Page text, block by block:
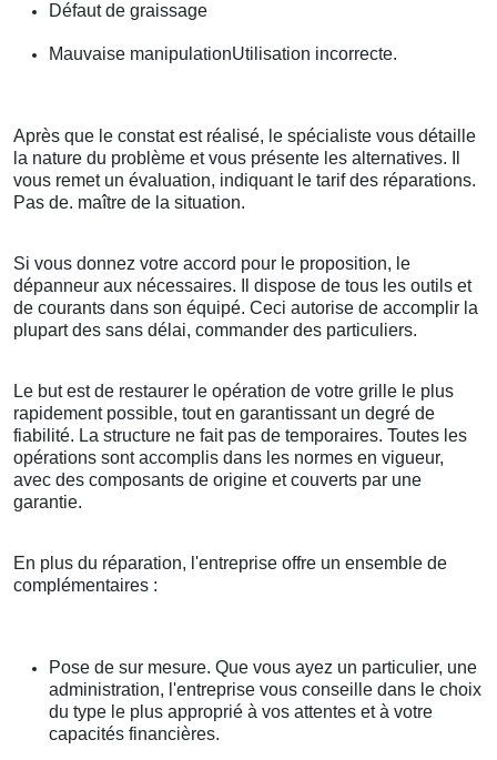
Défaut de graissage
Mauvaise manipulationUtilisation incorrecte.
Après que le constat est réalisé, le spécialiste vous détaille
la nature du problème et vous présente les alternatives. Il
vous remet un évaluation, indiquant le tarif des réparations.
Pas de. maître de la situation.
Si vous donnez votre accord pour le proposition, le
dépanneur aux nécessaires. Il dispose de tous les outils et
de courants dans son équipé. Ceci autorise de accomplir la
plupart des sans délai, commander des particuliers.
Le but est de restaurer le opération de votre grille le plus
rapidement possible, tout en garantissant un degré de
fiabilité. La structure ne fait pas de temporaires. Toutes les
opérations sont accomplis dans les normes en vigueur,
avec des composants de origine et couverts par une
garantie.
En plus du réparation, l'entreprise offre un ensemble de
complémentaires :
Pose de sur mesure. Que vous ayez un particulier, une
administration, l'entreprise vous conseille dans le choix
du type le plus approprié à vos attentes et à votre
capacités financières.